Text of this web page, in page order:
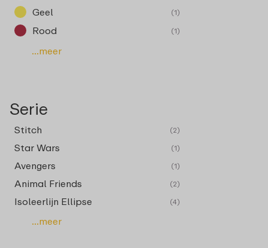
Geel (1)
Rood (1)
...meer
Serie
Stitch (2)
Star Wars (1)
Avengers (1)
Animal Friends (2)
Isoleerlijn Ellipse (4)
...meer